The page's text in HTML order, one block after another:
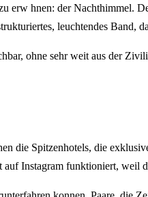
erw hnen: der Nachthimmel.
leuchtendes Band,
ohne sehr weit aus der
die Spitzenhotels, die
Instagram funktioniert, weil